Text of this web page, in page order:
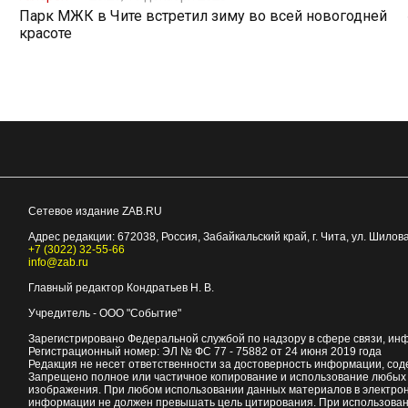
Парк МЖК в Чите встретил зиму во всей новогодней
красоте
Сетевое издание ZAB.RU
Адрес редакции: 672038, Россия, Забайкальский край, г. Чита, ул.
+7 (3022) 32-55-66
info@zab.ru
Главный редактор Кондратьев Н. В.
Учредитель - ООО "Событие"
Зарегистрировано Федеральной службой по надзору в сфере связи,
Регистрационный номер: ЭЛ № ФС 77 - 75882 от 24 июня 2019 года
Редакция не несет ответственности за достоверность информации,
Запрещено полное или частичное копирование и использование
изображения. При любом использовании данных материалов в
информации не должен превышать цель цитирования. При